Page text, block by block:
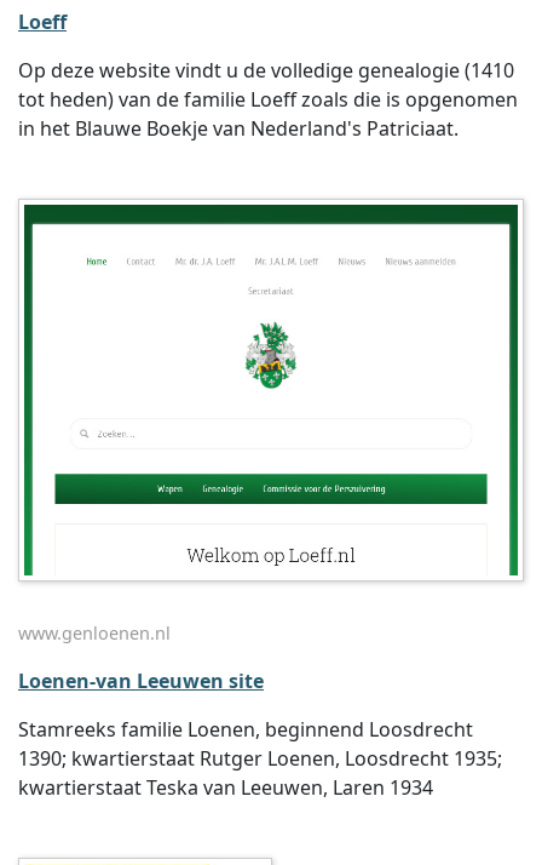
Loeff
Op deze website vindt u de volledige genealogie (1410
tot heden) van de familie Loeff zoals die is opgenomen
in het Blauwe Boekje van Nederland's Patriciaat.
www.genloenen.nl
Loenen-van Leeuwen site
Stamreeks familie Loenen, beginnend Loosdrecht
1390; kwartierstaat Rutger Loenen, Loosdrecht 1935;
kwartierstaat Teska van Leeuwen, Laren 1934